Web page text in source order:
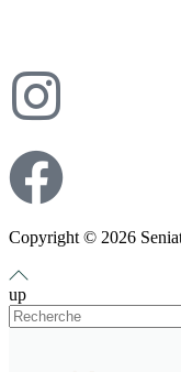
Copyright © 2026
up